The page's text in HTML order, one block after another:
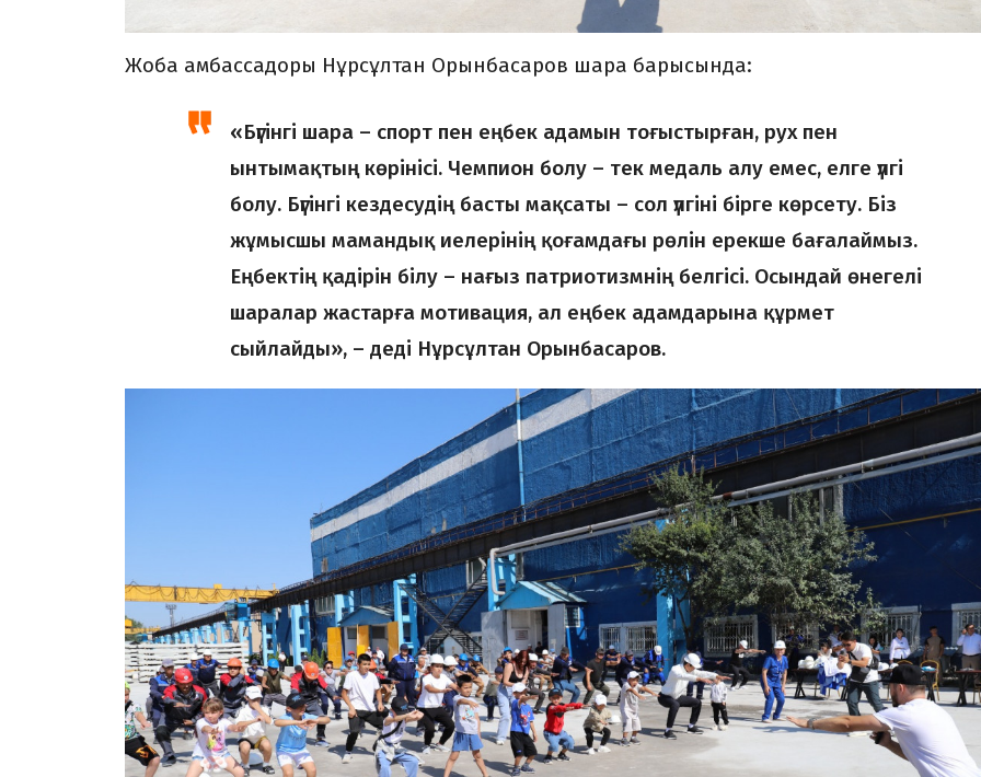
Жоба амбассадоры Нұрсұлтан Орынбасаров шара барысында:
«Бүгінгі шара – спорт пен еңбек адамын тоғыстырған, рух пен
ынтымақтың көрінісі. Чемпион болу – тек медаль алу емес, елге үлгі
болу. Бүгінгі кездесудің басты мақсаты – сол үлгіні бірге көрсету. Біз
жұмысшы мамандық иелерінің қоғамдағы рөлін ерекше бағалаймыз.
Еңбектің қадірін білу – нағыз патриотизмнің белгісі. Осындай өнегелі
шаралар жастарға мотивация, ал еңбек адамдарына құрмет
сыйлайды», – деді Нұрсұлтан Орынбасаров.